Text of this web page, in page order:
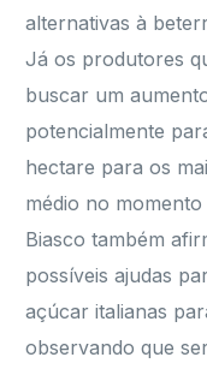
alternativas à
Já os produtores
buscar um
potencialmente
hectare para os
médio no
Biasco também
possíveis ajudas
açúcar italianas
observando que